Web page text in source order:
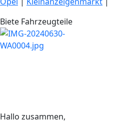
Biete Fahrzeugteile
Hallo zusammen,